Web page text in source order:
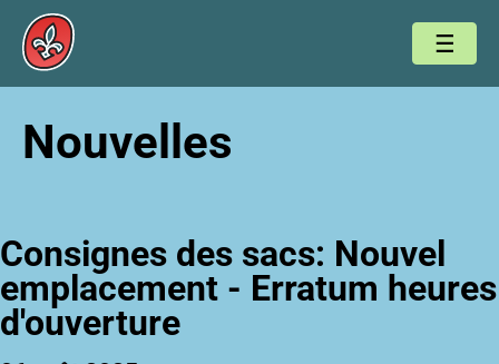
Nouvelles
Consignes des sacs: Nouvel
emplacement - Erratum heures
d'ouverture